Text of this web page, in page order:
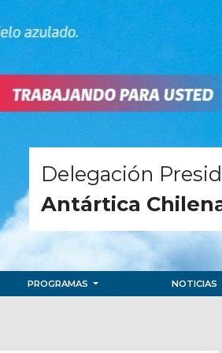
Delegación
Antártica
PROGRAMAS NOTICIAS